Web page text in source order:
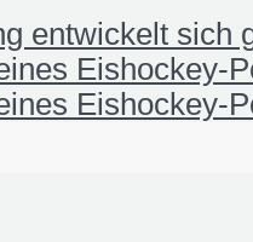
entwickelt sich
Eishockey-
Eishockey-